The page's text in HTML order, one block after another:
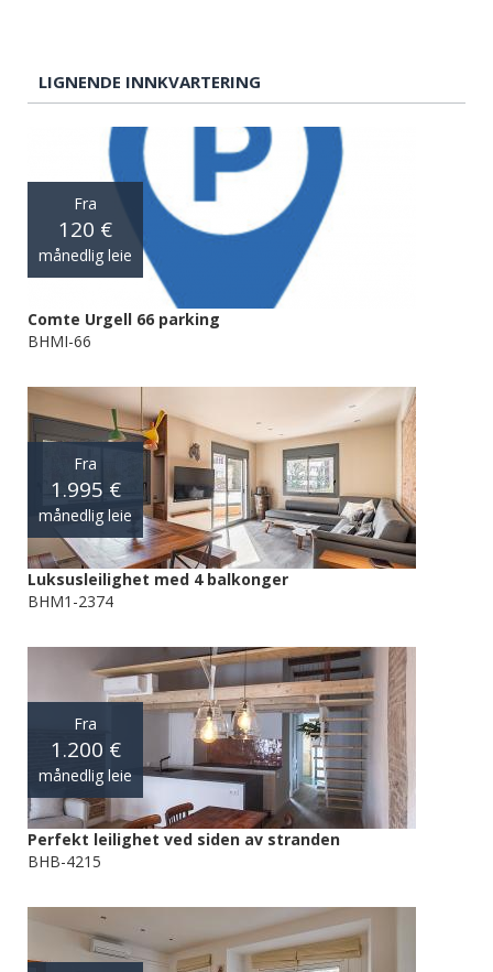
LIGNENDE INNKVARTERING
Fra
120 €
månedlig leie
Comte Urgell 66 parking
BHMI-66
Fra
1.995 €
månedlig leie
Luksusleilighet med 4 balkonger
BHM1-2374
Fra
1.200 €
månedlig leie
Perfekt leilighet ved siden av stranden
BHB-4215